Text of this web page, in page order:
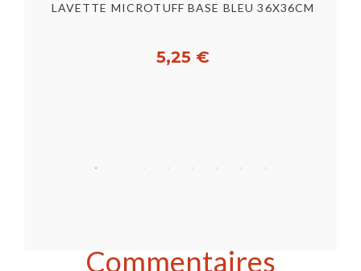
LAVETTE MICROTUFF BASE BLEU 36X36CM
5,25 €
Commentaires